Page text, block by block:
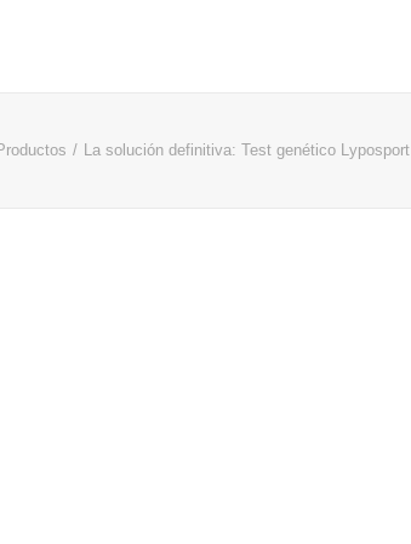
La solución definitiva: Test genético Lyposport